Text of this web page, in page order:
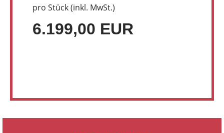
pro Stück (inkl. MwSt.)
6.199,00 EUR